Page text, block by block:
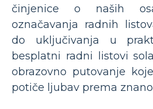
činjenice o naših
označavanja radnih
do uključivanja u
besplatni radni listovi
obrazovno putovanje
potiče ljubav prema